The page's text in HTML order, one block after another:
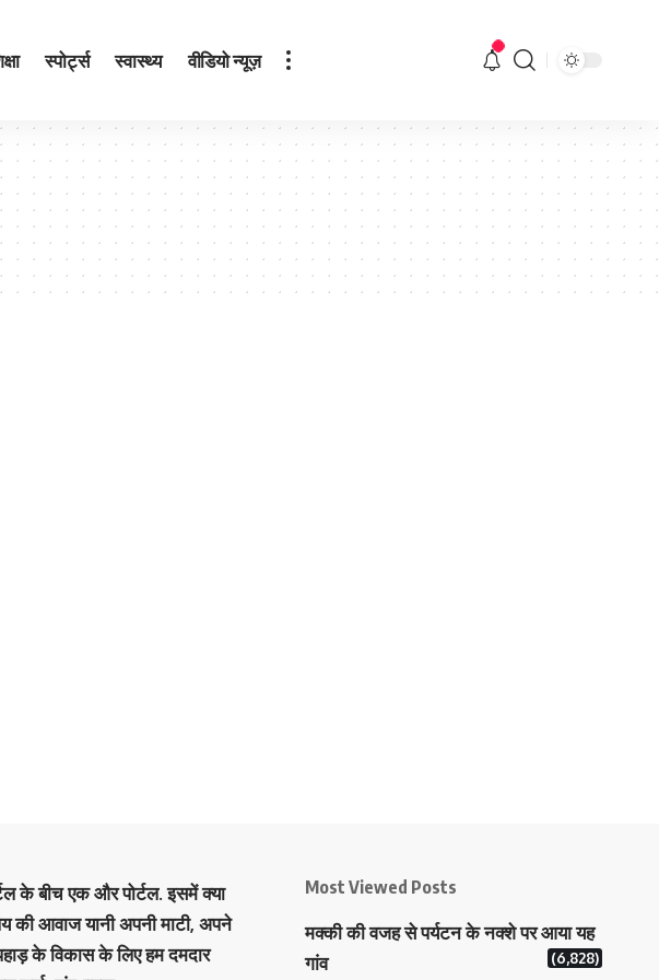
स्पोर्ट्स स्वास्थ्य वीडियो न्यूज़
के बीच एक और पोर्टल. इसमें क्या
की आवाज यानी अपनी माटी, अपने
के विकास के लिए हम दमदार
Most Viewed Posts
मक्‍की की वजह से पर्यटन के नक्‍शे पर आया यह
गांव
(6,828)